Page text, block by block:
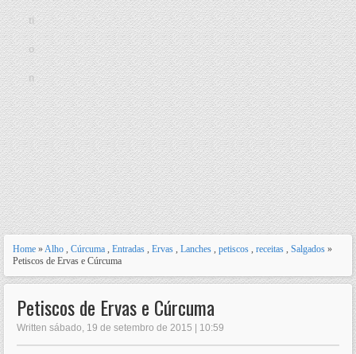
ti
o
n
Home »Alho , Cúrcuma , Entradas , Ervas , Lanches , petiscos , receitas , Salgados »
Petiscos de Ervas e Cúrcuma
Petiscos de Ervas e Cúrcuma
Written sábado, 19 de setembro de 2015 | 10:59